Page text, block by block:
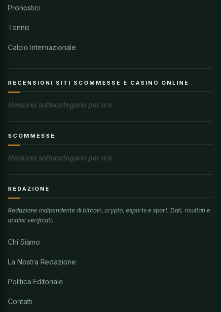
Pronostici
Tennis
Calcio Internazionale
RECENSIONI SITI SCOMMESSE E CASINÒ ONLINE
Nessuna sottocategoria per ora
SCOMMESSE
Nessuna sottocategoria per ora
REDAZIONE
Redazione indipendente di bitcoin, crypto, esports e sport. Dati, risultati e
analisi verificati.
Chi Siamo
La Nostra Redazione
Politica Editoriale
Contatti